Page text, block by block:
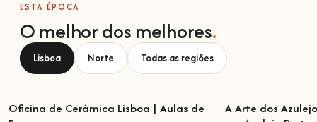
ESTA ÉPOCA
O melhor dos melhores.
Lisboa Norte Todas as regiões
Oficina de Cerâmica Lisboa | Aulas de
A Arte dos